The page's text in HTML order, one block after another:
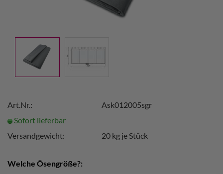
Art.Nr.:
Ask012005sgr
Sofort lieferbar
Versandgewicht:
20 kg je Stück
Welche Ösengröße?: